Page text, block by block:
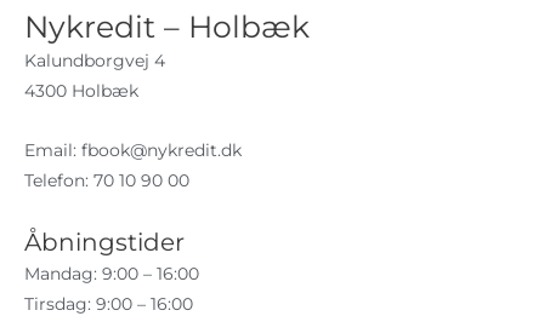
Nykredit – Holbæk
Kalundborgvej 4
4300 Holbæk
Email: fbook@nykredit.dk
Telefon: 70 10 90 00
Åbningstider
Mandag: 9:00 – 16:00
Tirsdag: 9:00 – 16:00